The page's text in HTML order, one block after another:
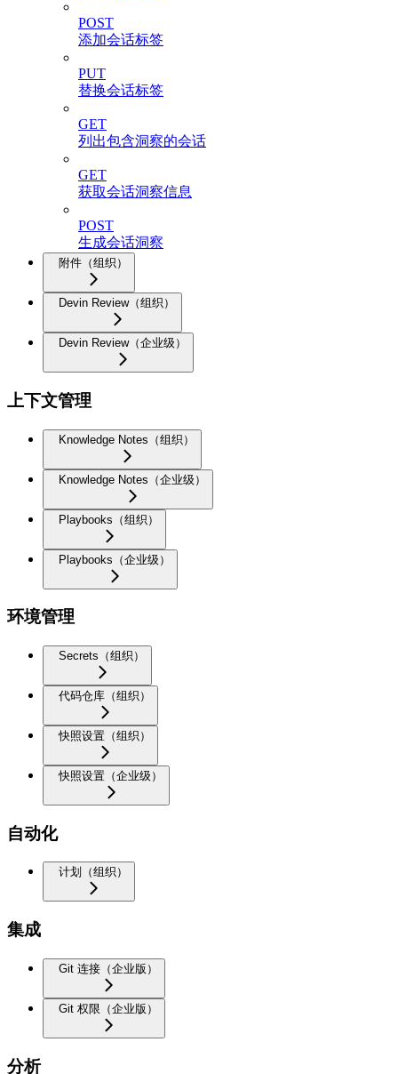
POST
添加会话标签
PUT
替换会话标签
GET
列出包含洞察的会话
GET
获取会话洞察信息
POST
生成会话洞察
附件（组织）
Devin Review（组织）
Devin Review（企业级）
上下文管理
Knowledge Notes（组织）
Knowledge Notes（企业级）
Playbooks（组织）
Playbooks（企业级）
环境管理
Secrets（组织）
代码仓库（组织）
快照设置（组织）
快照设置（企业级）
自动化
计划（组织）
集成
Git 连接（企业版）
Git 权限（企业版）
分析